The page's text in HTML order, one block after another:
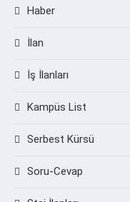
Haber
İlan
İş İlanları
Kampüs List
Serbest Kürsü
Soru-Cevap